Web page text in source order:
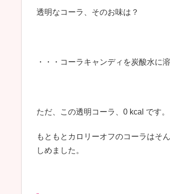
透明なコーラ、そのお味は？
・・・コーラキャンディを炭酸水に
ただ、この透明コーラ、0 kcal です。
もともとカロリーオフのコーラはそ
しめました。